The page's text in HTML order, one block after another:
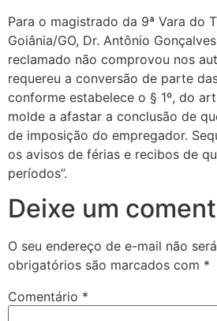
Para o magistrado da 9ª Vara do
Goiânia/GO, Dr. Antônio
reclamado não comprovou nos
requereu a conversão de parte
conforme estabelece o § 1º, do
molde a afastar a conclusão de
de imposição do empregador.
os avisos de férias e recibos de
períodos”.
Deixe um
O seu endereço de e-mail não
obrigatórios são marcados com *
Comentário *